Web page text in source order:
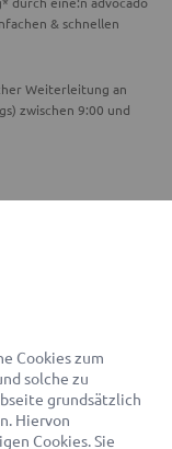
& schnellen
Weiterleitung an
zwischen 9:00 und
Sie erreichbar.
Rechtsanwalt finden
Cookies zum
solche zu
grundsätzlich
Hiervon
Cookies. Sie